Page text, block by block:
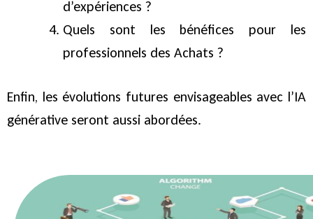
d’expériences ?
Quels sont les bénéfices pour les
professionnels des Achats ?
Enfin, les évolutions futures envisageables avec l’IA
générative seront aussi abordées.